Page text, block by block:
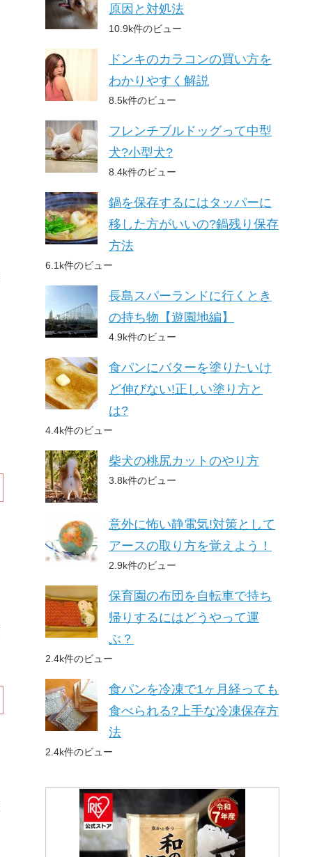
原因と対処法
10.9k件のビュー
ドンキのカラコンの買い方を
わかりやすく解説
8.5k件のビュー
フレンチブルドッグって中型
犬?小型犬?
8.4k件のビュー
鍋を保存するにはタッパーに
移した方がいいの?鍋残り保存
方法
6.1k件のビュー
長島スパーランドに行くとき
の持ち物【遊園地編】
4.9k件のビュー
食パンにバターを塗りたいけ
ど伸びない!正しい塗り方と
は?
4.4k件のビュー
柴犬の桃尻カットのやり方
3.8k件のビュー
意外に怖い静電気!対策として
アースの取り方を覚えよう！
2.9k件のビュー
保育園の布団を自転車で持ち
帰りするにはどうやって運
ぶ？
2.4k件のビュー
食パンを冷凍で1ヶ月経っても
食べられる?上手な冷凍保存方
法
2.4k件のビュー